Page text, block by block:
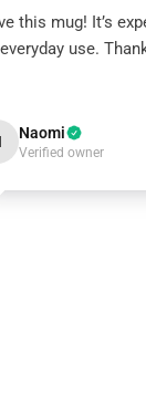
this mug! It’s
use.
Naomi
Verified owner